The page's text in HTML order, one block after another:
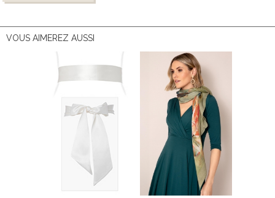
VOUS AIMEREZ AUSSI